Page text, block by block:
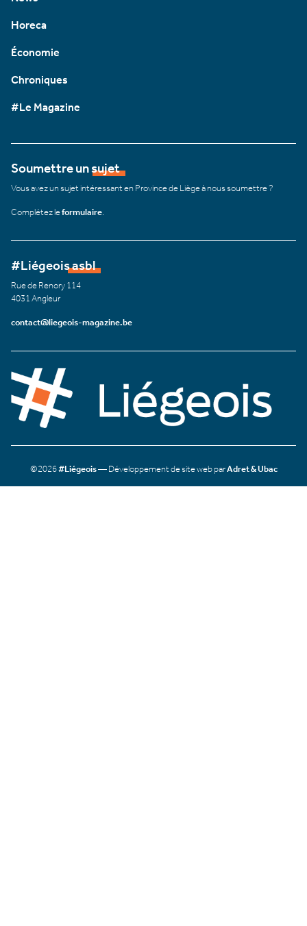
Horeca
Économie
Chroniques
#Le Magazine
Soumettre un sujet
Vous avez un sujet intéressant en Province de Liège à nous soumettre ?
Complétez leformulaire
#Liégeois asbl
Rue de Renory 114
4031 Angleur
contact@liegeois-magazine.be
©2026#Liégeois— Développement de site web parAdret & Ubac